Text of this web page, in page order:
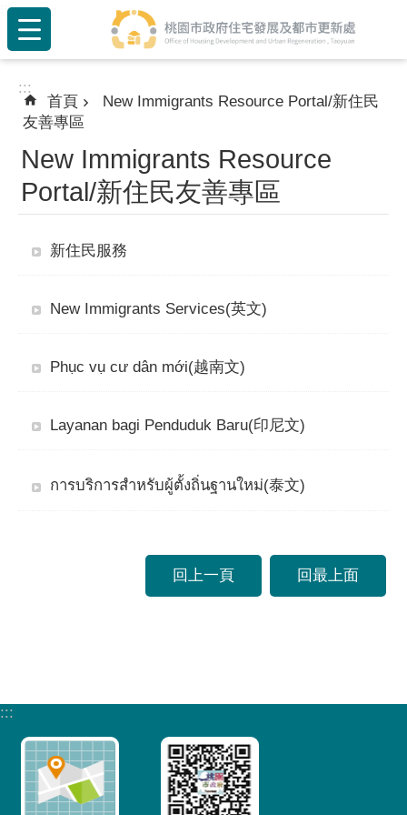
跳到主要內容區塊
:::
:::
首頁
New Immigrants Resource Portal/新住民
友善專區
New Immigrants Resource
Portal/新住民友善專區
新住民服務
New Immigrants Services(英文)
Phục vụ cư dân mới(越南文)
Layanan bagi Penduduk Baru(印尼文)
การบริการสำหรับผู้ตั้งถิ่นฐานใหม่(泰文)
回上一頁 回最上面
:::